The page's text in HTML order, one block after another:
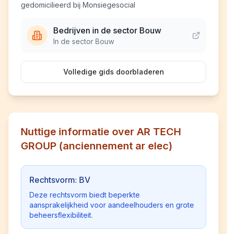
gedomicilieerd bij Monsiegesocial
Bedrijven in de sector Bouw
In de sector Bouw
Volledige gids doorbladeren
Nuttige informatie over AR TECH
GROUP (anciennement ar elec)
Rechtsvorm: BV
Deze rechtsvorm biedt beperkte
aansprakelijkheid voor aandeelhouders en grote
beheersflexibiliteit.